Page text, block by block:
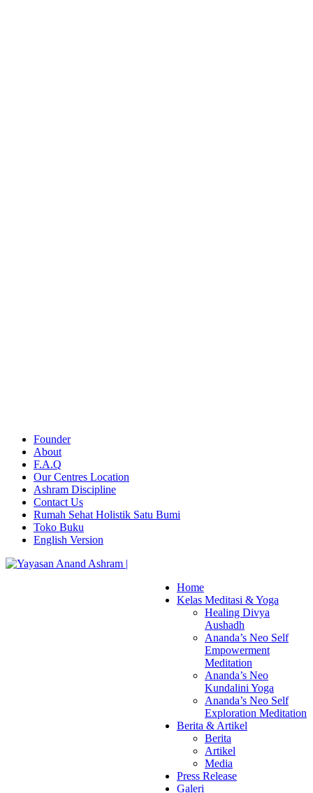
Founder
About
F.A.Q
Our Centres Location
Ashram Discipline
Contact Us
Rumah Sehat Holistik Satu Bumi
Toko Buku
English Version
Home
Kelas Meditasi & Yoga
Healing Divya
Aushadh
Ananda’s Neo Self
Empowerment
Meditation
Ananda’s Neo
Kundalini Yoga
Ananda’s Neo Self
Exploration Meditation
Berita & Artikel
Berita
Artikel
Media
Press Release
Galeri